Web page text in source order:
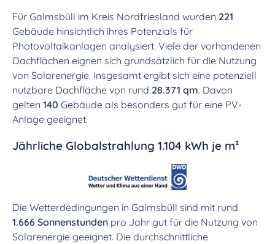
Für Galmsbüll im Kreis Nordfriesland wurden 221
Gebäude hinsichtlich ihres Potenzials für
Photovoltaikanlagen analysiert. Viele der vorhandenen
Dachflächen eignen sich grundsätzlich für die Nutzung
von Solarenergie. Insgesamt ergibt sich eine potenziell
nutzbare Dachfläche von rund 28.371 qm. Davon
gelten 140 Gebäude als besonders gut für eine PV-
Anlage geeignet.
Jährliche Globalstrahlung 1.104 kWh je m²
Die Wetterdedingungen in Galmsbüll sind mit rund
1.666 Sonnenstunden pro Jahr gut für die Nutzung von
Solarenergie geeignet. Die durchschnittliche